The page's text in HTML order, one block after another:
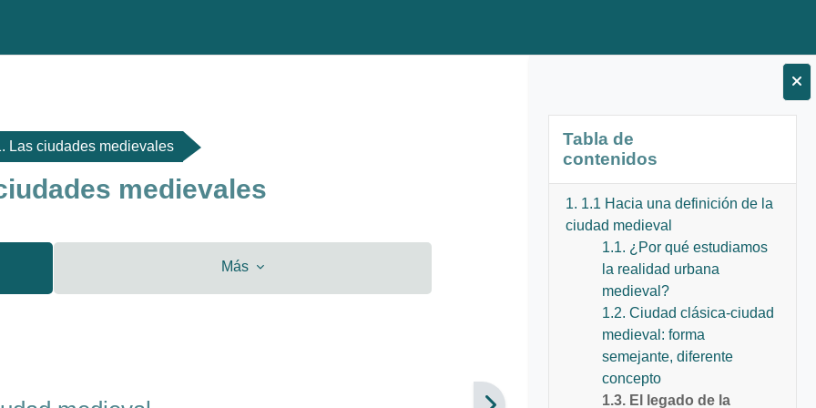
Bloques
Tabla de
contenidos
1. 1.1 Hacia una definición de la
ciudad medieval
1.1. ¿Por qué estudiamos
la realidad urbana
medieval?
1.2. Ciudad clásica-ciudad
medieval: forma
semejante, diferente
concepto
1.3. El legado de la
Las ciudades medievales
medievales
Más